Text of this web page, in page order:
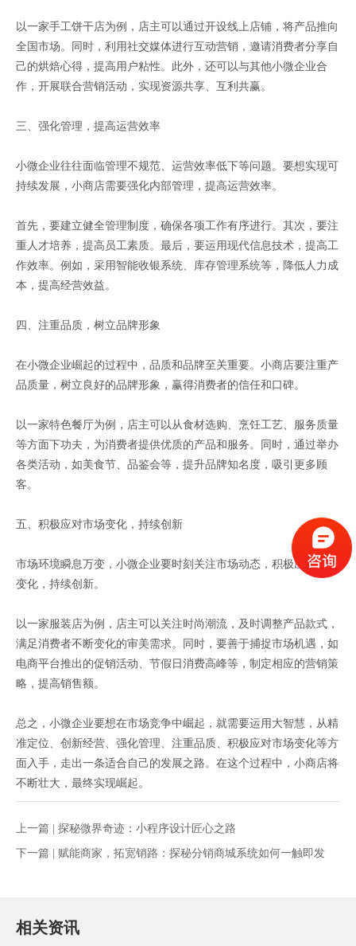
以一家手工饼干店为例，店主可以通过开设线上店铺，将产品推向
全国市场。同时，利用社交媒体进行互动营销，邀请消费者分享自
己的烘焙心得，提高用户粘性。此外，还可以与其他小微企业合
作，开展联合营销活动，实现资源共享、互利共赢。
三、强化管理，提高运营效率
小微企业往往面临管理不规范、运营效率低下等问题。要想实现可
持续发展，小商店需要强化内部管理，提高运营效率。
首先，要建立健全管理制度，确保各项工作有序进行。其次，要注
重人才培养，提高员工素质。最后，要运用现代信息技术，提高工
作效率。例如，采用智能收银系统、库存管理系统等，降低人力成
本，提高经营效益。
四、注重品质，树立品牌形象
在小微企业崛起的过程中，品质和品牌至关重要。小商店要注重产
品质量，树立良好的品牌形象，赢得消费者的信任和口碑。
以一家特色餐厅为例，店主可以从食材选购、烹饪工艺、服务质量
等方面下功夫，为消费者提供优质的产品和服务。同时，通过举办
各类活动，如美食节、品鉴会等，提升品牌知名度，吸引更多顾
客。
五、积极应对市场变化，持续创新
市场环境瞬息万变，小微企业要时刻关注市场动态，积极应对市场
变化，持续创新。
以一家服装店为例，店主可以关注时尚潮流，及时调整产品款式，
满足消费者不断变化的审美需求。同时，要善于捕捉市场机遇，如
电商平台推出的促销活动、节假日消费高峰等，制定相应的营销策
略，提高销售额。
总之，小微企业要想在市场竞争中崛起，就需要运用大智慧，从精
准定位、创新经营、强化管理、注重品质、积极应对市场变化等方
面入手，走出一条适合自己的发展之路。在这个过程中，小商店将
不断壮大，最终实现崛起。
上一篇 | 探秘微界奇迹：小程序设计匠心之路
下一篇 | 赋能商家，拓宽销路：探秘分销商城系统如何一触即发
相关资讯